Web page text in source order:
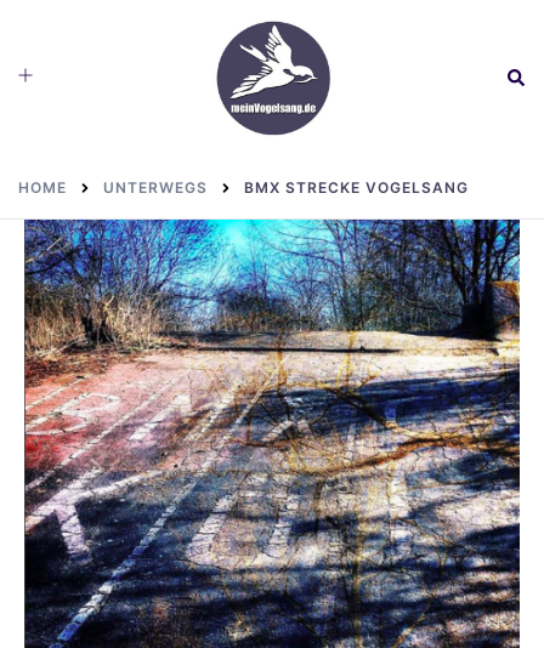
content
Toggle
HOME UNTERWEGS BMX STRECKE VOGELSANG